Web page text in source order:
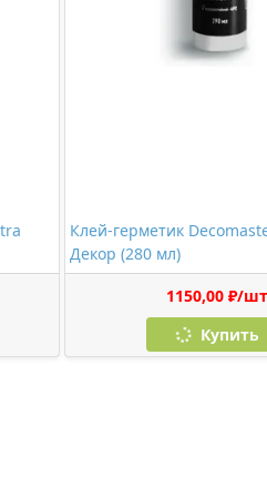
Клей-герметик
Декор (280 мл)
1150,00 ₽/шт
Купить